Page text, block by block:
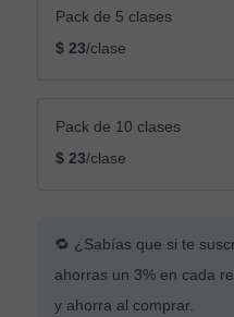
Pack de 5 clases
$ 23/clase
Pack de 10 clases
$ 23/clase
🔁 ¿Sabías que si te
ahorras un 3% en cada
y ahorra al comprar.